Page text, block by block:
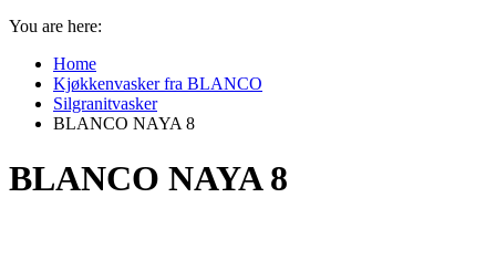
You are here:
Home
Kjøkkenvasker fra BLANCO
Silgranitvasker
BLANCO NAYA 8
BLANCO NAYA 8